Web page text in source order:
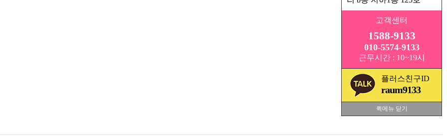
고객센터
1588-9133
010-5574-9133
근무시간 : 10~19시
플러스친구ID
raum9133
퀵메뉴 닫기